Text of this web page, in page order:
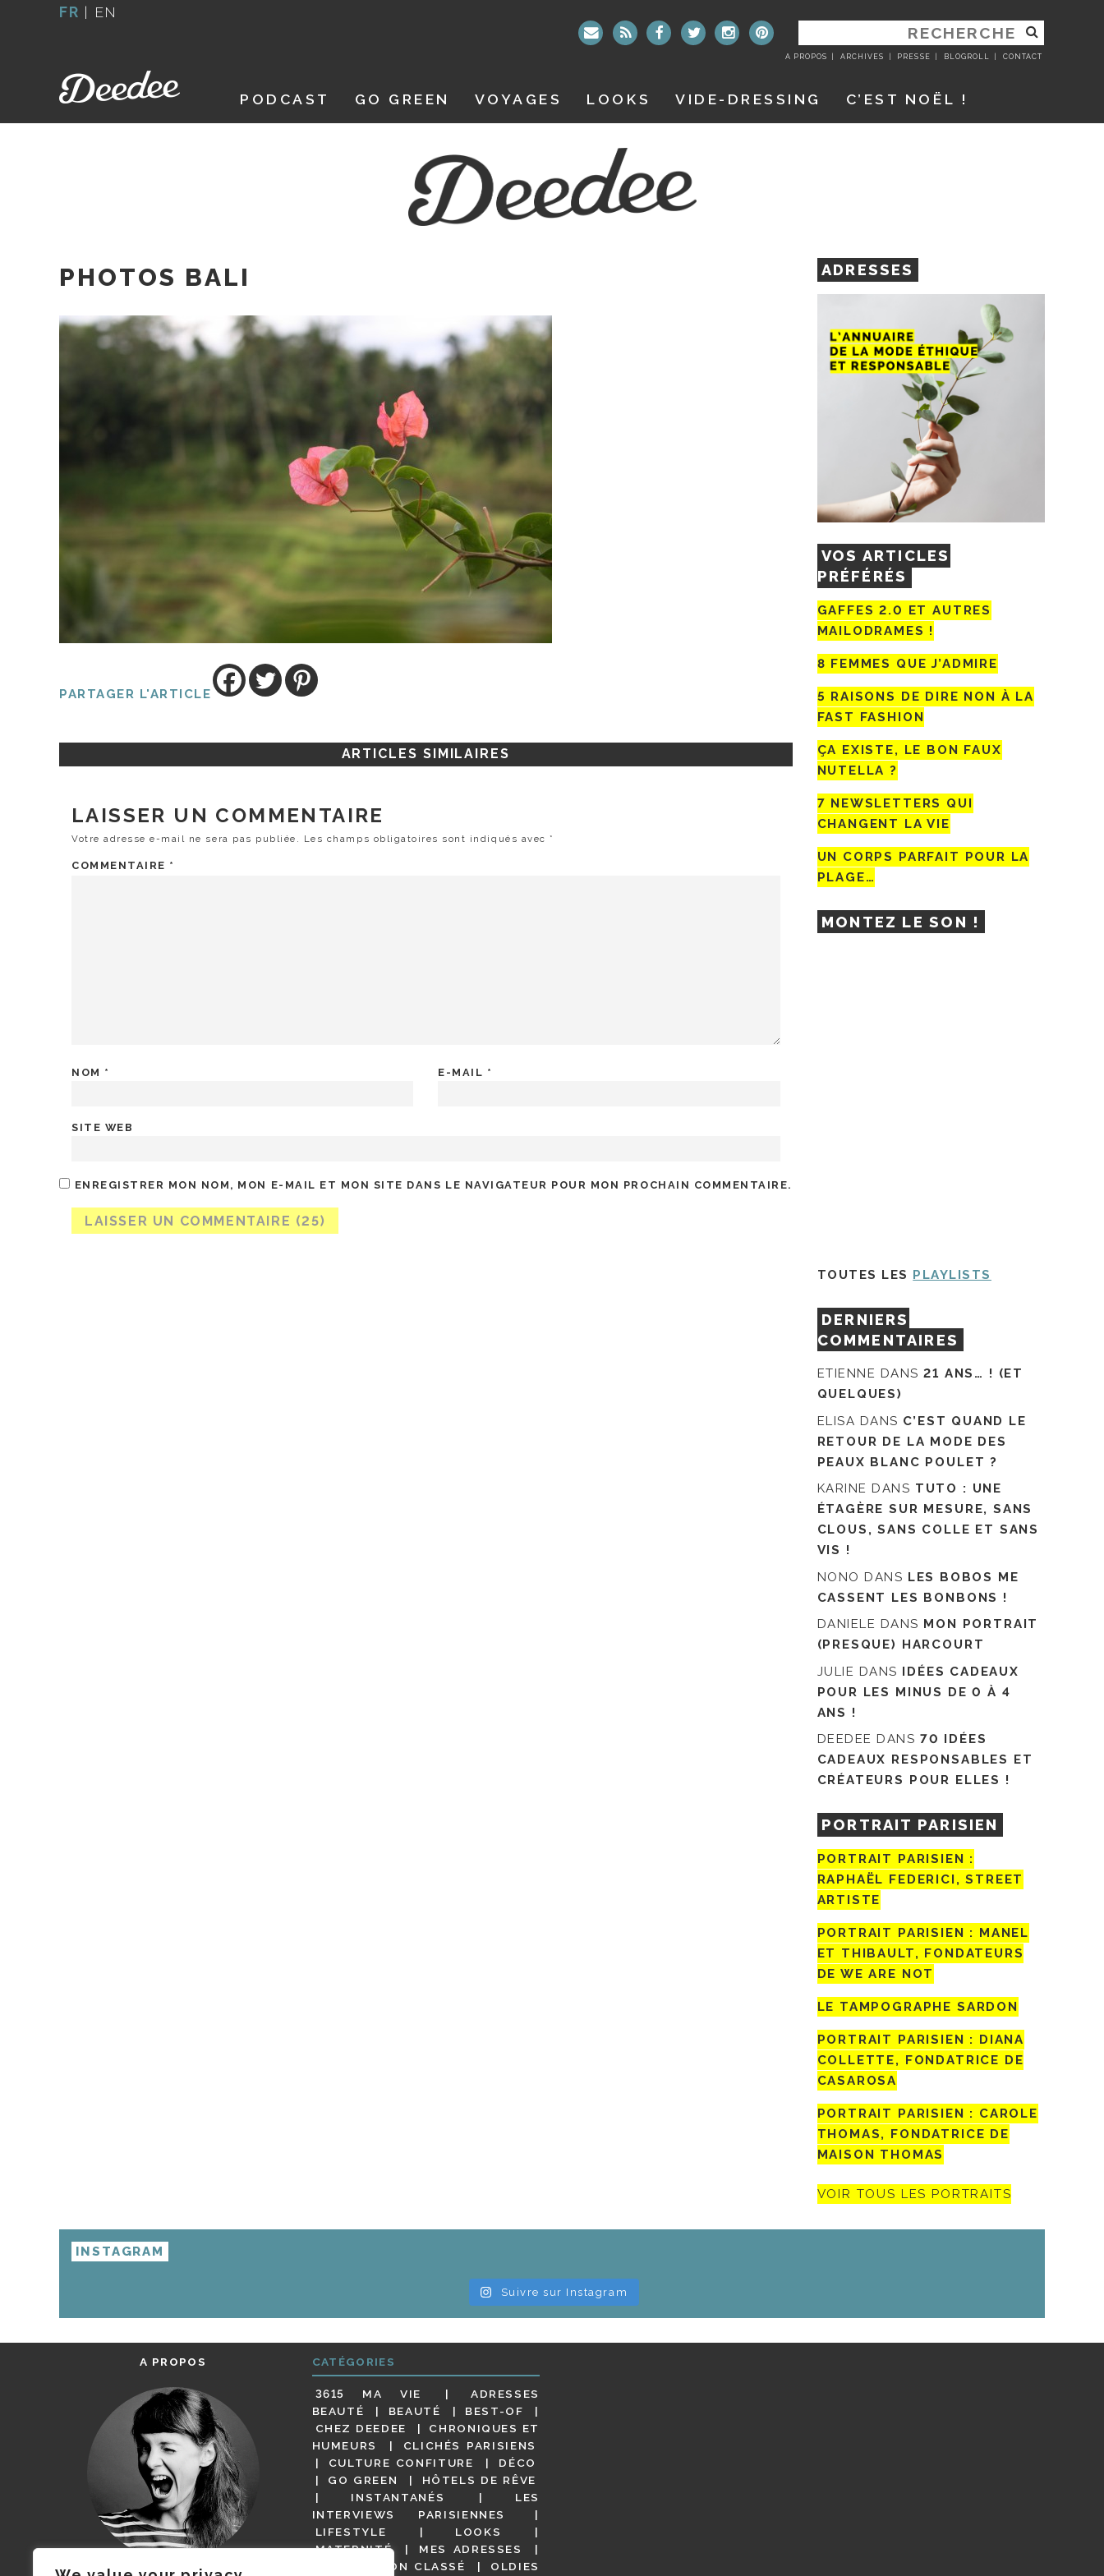
FR | EN
RECHERCHER
:
A PROPOS ARCHIVES PRESSE BLOGROLL CONTACT
PODCAST GO GREEN VOYAGES LOOKS VIDE-DRESSING C’EST NOËL !
PHOTOS BALI
PARTAGER L'ARTICLE
ARTICLES SIMILAIRES
LAISSER UN COMMENTAIRE
Votre adresse e-mail ne sera pas publiée. Les champs obligatoires sont indiqués avec *
COMMENTAIRE *
NOM * E-MAIL *
SITE WEB
ENREGISTRER MON NOM, MON E-MAIL ET MON SITE DANS LE NAVIGATEUR POUR MON PROCHAIN COMMENTAIRE.
ADRESSES
VOS ARTICLES
PRÉFÉRÉS
GAFFES 2.0 ET AUTRES
MAILODRAMES !
8 FEMMES QUE J’ADMIRE
5 RAISONS DE DIRE NON À LA
FAST FASHION
ÇA EXISTE, LE BON FAUX
NUTELLA ?
7 NEWSLETTERS QUI
CHANGENT LA VIE
UN CORPS PARFAIT POUR LA
PLAGE…
MONTEZ LE SON !
TOUTES LES PLAYLISTS
DERNIERS
COMMENTAIRES
ETIENNE DANS21 ANS… ! (ET
QUELQUES)
ELISA DANS C’EST QUAND LE
RETOUR DE LA MODE DES
PEAUX BLANC POULET ?
KARINE DANS TUTO : UNE
ÉTAGÈRE SUR MESURE, SANS
CLOUS, SANS COLLE ET SANS
VIS !
NONO DANS LES BOBOS ME
CASSENT LES BONBONS !
DANIELE DANS MON PORTRAIT
(PRESQUE) HARCOURT
JULIE DANS IDÉES CADEAUX
POUR LES MINUS DE 0 À 4
ANS !
DEEDEE DANS 70 IDÉES
CADEAUX RESPONSABLES ET
CRÉATEURS POUR ELLES !
PORTRAIT PARISIEN
PORTRAIT PARISIEN :
RAPHAËL FEDERICI, STREET
ARTISTE
PORTRAIT PARISIEN : MANEL
ET THIBAULT, FONDATEURS
DE WE ARE NOT
LE TAMPOGRAPHE SARDON
PORTRAIT PARISIEN : DIANA
COLLETTE, FONDATRICE DE
CASAROSA
PORTRAIT PARISIEN : CAROLE
THOMAS, FONDATRICE DE
MAISON THOMAS
VOIR TOUS LES PORTRAITS
INSTAGRAM
Suivre sur Instagram
A PROPOS CATÉGORIES
3615 MA VIE
ADRESSES
BEAUTÉ
BEAUTÉ
BEST-OF
CHEZ DEEDEE
CHRONIQUES ET
HUMEURS
CLICHÉS PARISIENS
CULTURE CONFITURE
DÉCO
GO GREEN
HÔTELS DE RÊVE
INSTANTANÉS
LES
INTERVIEWS PARISIENNES
LIFESTYLE
LOOKS
MATERNITÉ
MES ADRESSES
NON CLASSÉ OLDIES